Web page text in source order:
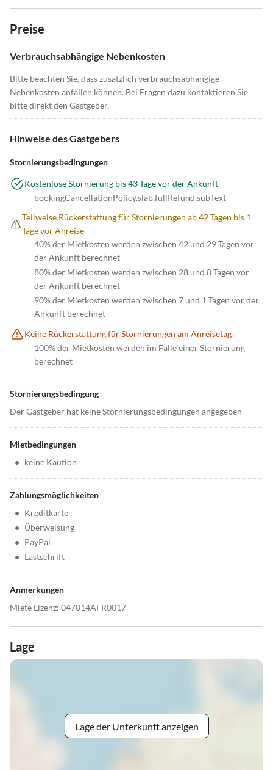
Preise
Verbrauchsabhängige Nebenkosten
Bitte beachten Sie, dass zusätzlich verbrauchsabhängige
Nebenkosten anfallen können. Bei Fragen dazu kontaktieren Sie
bitte direkt den Gastgeber.
Hinweise des Gastgebers
Stornierungsbedingungen
Kostenlose Stornierung bis 43 Tage vor der Ankunft
bookingCancellationPolicy.slab.fullRefund.subText
Teilweise Rückerstattung für Stornierungen ab 42 Tagen bis 1
Tage vor Anreise
40% der Mietkosten werden zwischen 42 und 29 Tagen vor
der Ankunft berechnet
80% der Mietkosten werden zwischen 28 und 8 Tagen vor
der Ankunft berechnet
90% der Mietkosten werden zwischen 7 und 1 Tagen vor der
Ankunft berechnet
Keine Rückerstattung für Stornierungen am Anreisetag
100% der Mietkosten werden im Falle einer Stornierung
berechnet
Stornierungsbedingung
Der Gastgeber hat keine Stornierungsbedingungen angegeben
Mietbedingungen
• keine Kaution
Zahlungsmöglichkeiten
• Kreditkarte
• Überweisung
• PayPal
• Lastschrift
Anmerkungen
Miete Lizenz: 047014AFR0017
Lage
Lage der Unterkunft anzeigen